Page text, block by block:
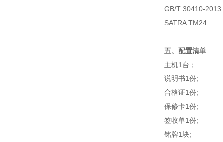
GB/T 30410-2013
SATRA TM24
五、配置清单
主机1台；
说明书1份;
合格证1份;
保修卡1份;
签收单1份;
铭牌1块;